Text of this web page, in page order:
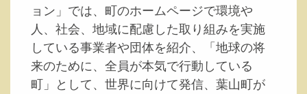
ョン」では、町のホームページで環境や
人、社会、地域に配慮した取り組みを実施
している事業者や団体を紹介、「地球の将
来のために、全員が本気で行動している
町」として、世界に向けて発信、葉山町が